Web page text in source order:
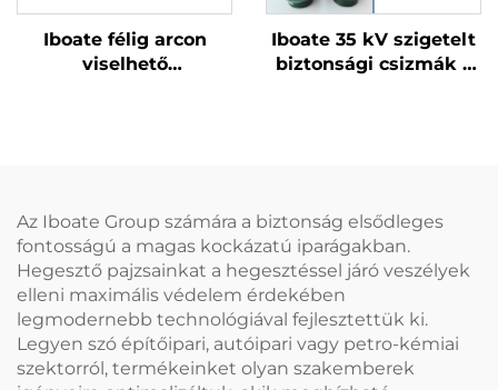
Iboate félig arcon
viselhető
Iboate 35 kV szigetelt
biztonsági csizmák –
Az Iboate Group számára a biztonság elsődleges
fontosságú a magas kockázatú iparágakban.
Hegesztő pajzsainkat a hegesztéssel járó veszélyek
elleni maximális védelem érdekében
legmodernebb technológiával fejlesztettük ki.
Legyen szó építőipari, autóipari vagy petro-kémiai
szektorról, termékeinket olyan szakemberek